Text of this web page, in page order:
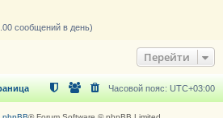
сообщений в день)
Перейти
Часовой пояс: UTC+03:00